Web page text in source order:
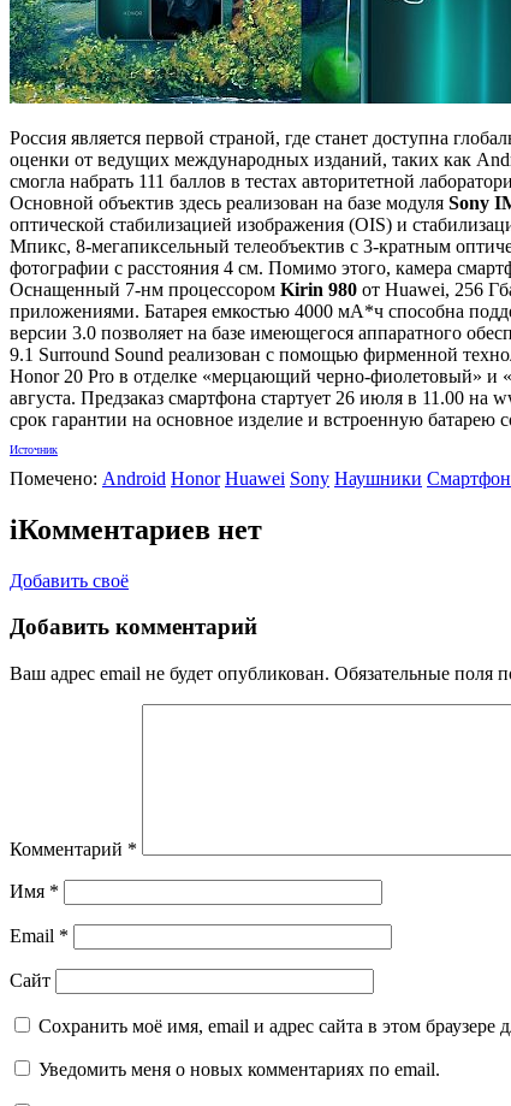
Россия является первой страной, где станет доступна
оценки от ведущих международных изданий, таких как
смогла набрать 111 баллов в тестах авторитетной
Основной объектив здесь реализован на базе модуля Sony
оптической стабилизацией изображения (OIS) и
Мпикс, 8-мегапиксельный телеобъектив с 3-кратным
фотографии с расстояния 4 см. Помимо этого, камера
Оснащенный 7-нм процессором Kirin 980 от Huawei, 256
приложениями. Батарея емкостью 4000 мА*ч способна
версии 3.0 позволяет на базе имеющегося аппаратного
9.1 Surround Sound реализован с помощью фирменной
Honor 20 Pro в отделке «мерцающий черно-фиолетовый» и
августа. Предзаказ смартфона стартует 26 июля в 11.00
срок гарантии на основное изделие и встроенную батарею
Источник
Помечено: Android Honor Huawei Sony Наушники Смартфон
iКомментариев нет
Добавить своё
Добавить комментарий
Ваш адрес email не будет опубликован. Обязательные поля
Комментарий *
Имя *
Email *
Сайт
Сохранить моё имя, email и адрес сайта в этом
Уведомить меня о новых комментариях по email.